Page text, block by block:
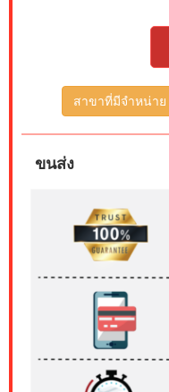
สาขาที่มีจำหน่าย
ขนส่ง